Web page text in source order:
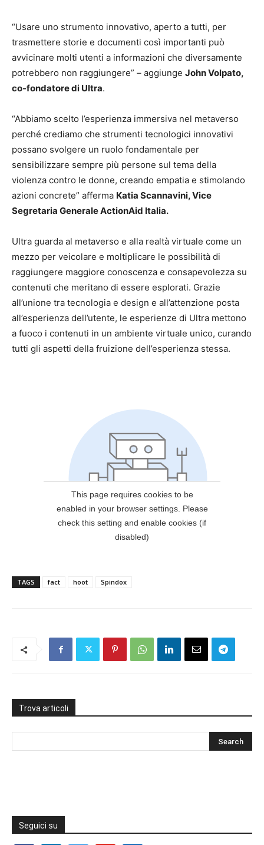
“Usare uno strumento innovativo, aperto a tutti, per
trasmettere storie e documenti così importanti può
avvicinare molti utenti a informazioni che diversamente
potrebbero non raggiungere” – aggiunge John Volpato,
co-fondatore di Ultra.
“Abbiamo scelto l’esperienza immersiva nel metaverso
perché crediamo che strumenti tecnologici innovativi
possano svolgere un ruolo fondamentale per
sensibilizzare sempre più persone sul tema della
violenza contro le donne, creando empatia e stimolando
azioni concrete” afferma Katia Scannavini, Vice
Segretaria Generale ActionAid Italia.
Ultra guarda al metaverso e alla realtà virtuale come un
mezzo per veicolare e moltiplicare le possibilità di
raggiungere maggiore conoscenza e consapevolezza su
contenuti che meritano di essere esplorati. Grazie
all’unione tra tecnologia e design e all’attenzione posta
all’esperienza dell’utente, le esperienze di Ultra mettono
a fuoco i contenuti in un ambiente virtuale unico, curando
tutti gli aspetti della fruizione dell’esperienza stessa.
TAGS fact hoot Spindox
Trova articoli
Seguici su